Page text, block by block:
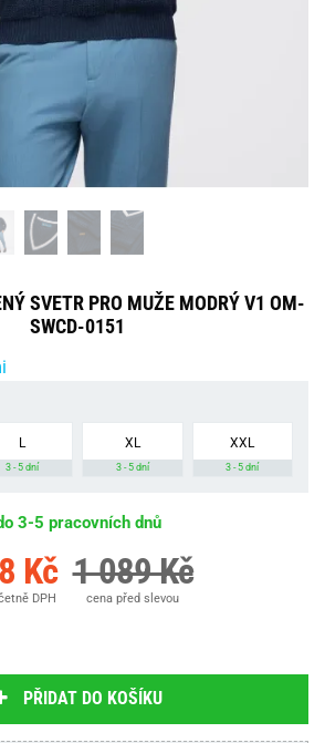
SVETR PRO MUŽE MODRÝ V1 OM-
SWCD-0151
L
3 - 5 dní
XL
3 - 5 dní
XXL
3 - 5 dní
3-5 pracovních dnů
Kč
DPH
1 089 Kč
cena před slevou
PŘIDAT DO KOŠÍKU